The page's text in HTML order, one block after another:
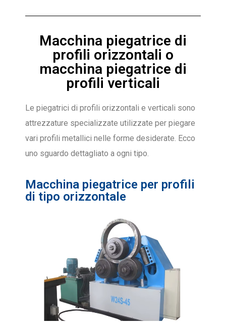
Macchina piegatrice di
profili orizzontali o
macchina piegatrice di
profili verticali
Le piegatrici di profili orizzontali e verticali sono
attrezzature specializzate utilizzate per piegare
vari profili metallici nelle forme desiderate. Ecco
uno sguardo dettagliato a ogni tipo.
Macchina piegatrice per profili
di tipo orizzontale